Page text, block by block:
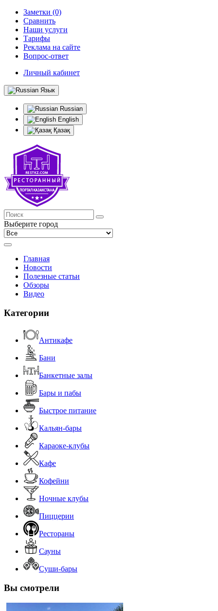
Заметки (0)
Сравнить
Наши услуги
Тарифы
Реклама на сайте
Вопрос-ответ
Личный кабинет
Язык
Russian
English
Қазақ
Выберите город
Главная
Новости
Полезные статьи
Обзоры
Видео
Категории
Антикафе
Бани
Банкетные залы
Бары и пабы
Быстрое питание
Кальян-бары
Караоке-клубы
Кафе
Кофейни
Ночные клубы
Пиццерии
Рестораны
Сауны
Суши-бары
Вы смотрели